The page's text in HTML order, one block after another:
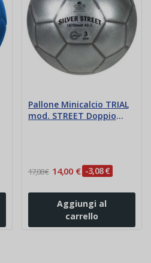
Pallone Minicalcio TRIAL
mod. STREET Doppio
17,08 € 14,00 € -3,08 €
Aggiungi al
carrello